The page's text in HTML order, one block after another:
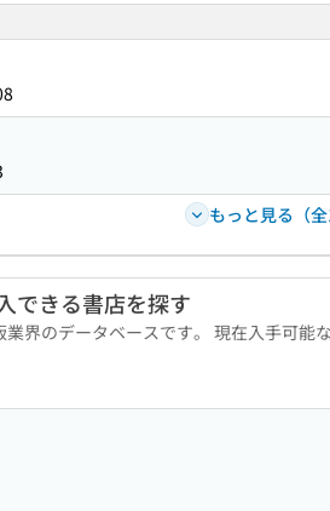
もっと見る（全
できる書店を探す
界のデータベースです。 現在入手可能